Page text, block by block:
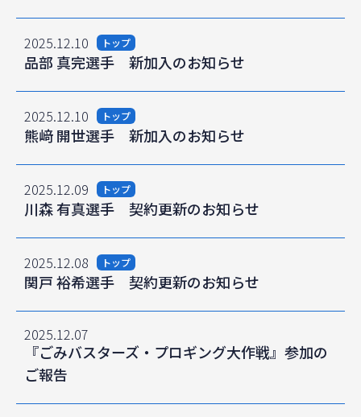
2025.12.10 トップ
品部 真完選手 新加入のお知らせ
2025.12.10 トップ
熊﨑 開世選手 新加入のお知らせ
2025.12.09 トップ
川森 有真選手 契約更新のお知らせ
2025.12.08 トップ
関戸 裕希選手 契約更新のお知らせ
2025.12.07
『ごみバスターズ・プロギング大作戦』参加の
ご報告